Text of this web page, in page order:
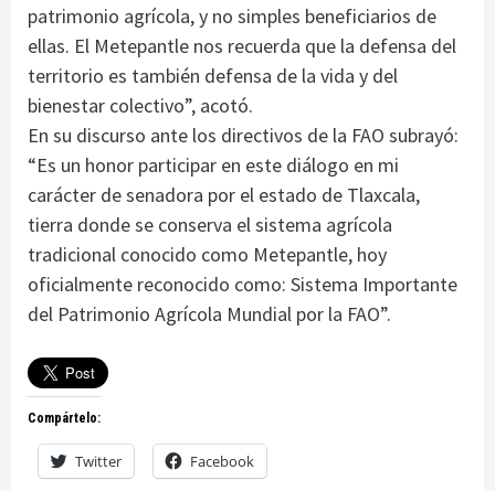
patrimonio agrícola, y no simples beneficiarios de
ellas. El Metepantle nos recuerda que la defensa del
territorio es también defensa de la vida y del
bienestar colectivo”, acotó.
En su discurso ante los directivos de la FAO subrayó:
“Es un honor participar en este diálogo en mi
carácter de senadora por el estado de Tlaxcala,
tierra donde se conserva el sistema agrícola
tradicional conocido como Metepantle, hoy
oficialmente reconocido como: Sistema Importante
del Patrimonio Agrícola Mundial por la FAO”.
Compártelo:
Twitter Facebook